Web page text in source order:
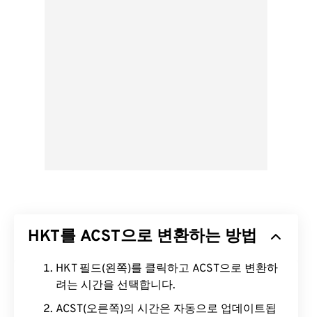
HKT를 ACST으로 변환하는 방법
HKT 필드(왼쪽)를 클릭하고 ACST으로 변환하
려는 시간을 선택합니다.
ACST(오른쪽)의 시간은 자동으로 업데이트됩